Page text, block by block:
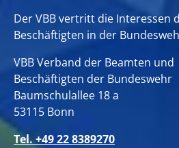
Der VBB vertritt die Interessen
Beschäftigten in der
VBB Verband der Beamten und
Beschäftigten der Bundeswehr
Baumschulallee 18 a
53115 Bonn
Tel. +49 22 8389270